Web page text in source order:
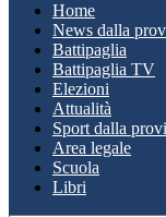
Home
News dalla
Battipaglia
Battipaglia TV
Elezioni
Attualità
Sport dalla
Area legale
Scuola
Libri